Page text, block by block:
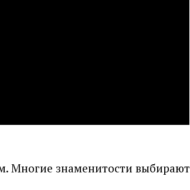
Многие знаменитости выбирают